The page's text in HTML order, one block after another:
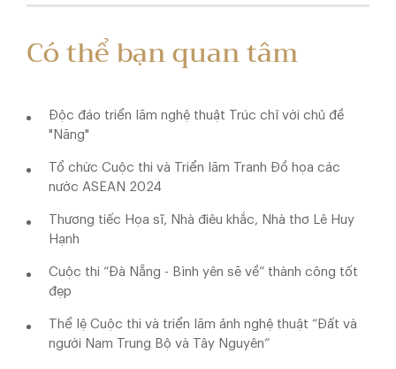
Có thể bạn quan tâm
Độc đáo triển lãm nghệ thuật Trúc chỉ với chủ đề
"Năng"
Tổ chức Cuộc thi và Triển lãm Tranh Đồ họa các
nước ASEAN 2024
Thương tiếc Họa sĩ, Nhà điêu khắc, Nhà thơ Lê Huy
Hạnh
Cuộc thi “Đà Nẵng - Bình yên sẽ về” thành công tốt
đẹp
Thể lệ Cuộc thi và triển lãm ảnh nghệ thuật “Đất và
người Nam Trung Bộ và Tây Nguyên”